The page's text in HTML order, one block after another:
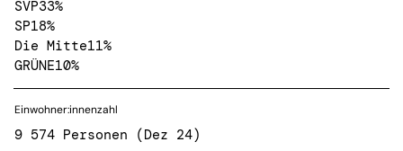
SVP33%
SP18%
Die Mitte11%
GRÜNE10%
Einwohner:innenzahl
9 574 Personen (Dez 24)